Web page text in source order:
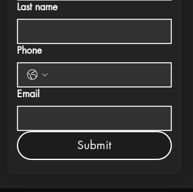
Last name
Phone
Email
Submit